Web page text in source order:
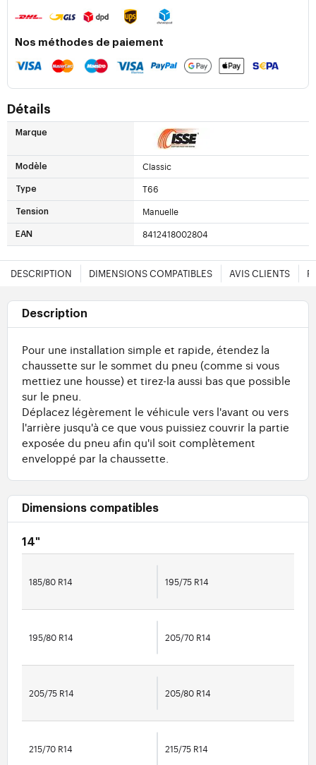
Nos méthodes de paiement
Détails
Marque
Modèle Classic
Type T66
Tension Manuelle
EAN 8412418002804
DESCRIPTION DIMENSIONS COMPATIBLES AVIS CLIENTS
Description
Pour une installation simple et rapide, étendez la
chaussette sur le sommet du pneu (comme si vous
mettiez une housse) et tirez-la aussi bas que possible
sur le pneu.
Déplacez légèrement le véhicule vers l'avant ou vers
l'arrière jusqu'à ce que vous puissiez couvrir la partie
exposée du pneu afin qu'il soit complètement
enveloppé par la chaussette.
Dimensions compatibles
14"
185/80 R14 195/75 R14
195/80 R14 205/70 R14
205/75 R14 205/80 R14
215/70 R14 215/75 R14